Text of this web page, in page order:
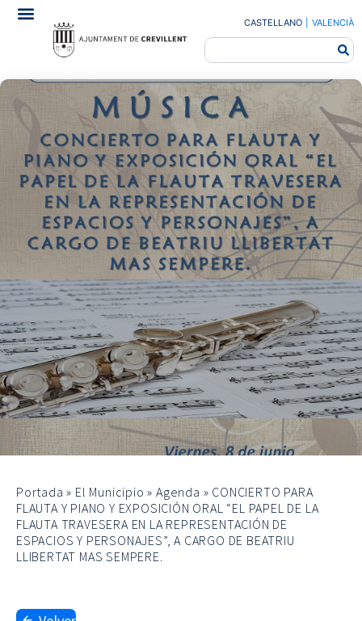
CASTELLANO VALENCIÀ
Portada » El Municipio »Agenda » CONCIERTO PARA
FLAUTA Y PIANO Y EXPOSICIÓN ORAL “EL PAPEL DE LA
FLAUTA TRAVESERA EN LA REPRESENTACIÓN DE
ESPACIOS Y PERSONAJES”, A CARGO DE BEATRIU
LLIBERTAT MAS SEMPERE.